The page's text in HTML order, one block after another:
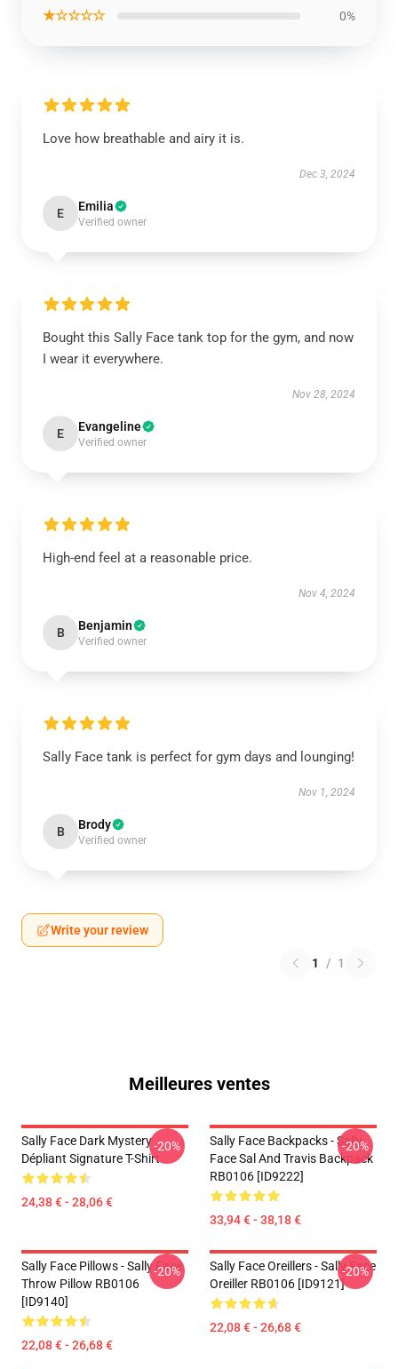
★☆☆☆☆ 0%
Love how breathable and airy it is.
Dec 3, 2024
E Emilia
Verified owner
Bought this Sally Face tank top for the gym, and now
I wear it everywhere.
Nov 28, 2024
E Evangeline
Verified owner
High-end feel at a reasonable price.
Nov 4, 2024
B Benjamin
Verified owner
Sally Face tank is perfect for gym days and lounging!
Nov 1, 2024
B Brody
Verified owner
Write your review
1 / 1
Meilleures ventes
Sally Face Dark Mystery
Dépliant Signature T-Shirt
24,38 € - 28,06 €
-20%
Sally Face Backpacks - Sally
Face Sal And Travis Backpack
RB0106 [ID9222]
33,94 € - 38,18 €
-20%
Sally Face Pillows - Sally Face.
Throw Pillow RB0106
[ID9140]
22,08 € - 26,68 €
-20%
Sally Face Oreillers - Sally Face
Oreiller RB0106 [ID9121]
22,08 € - 26,68 €
-20%